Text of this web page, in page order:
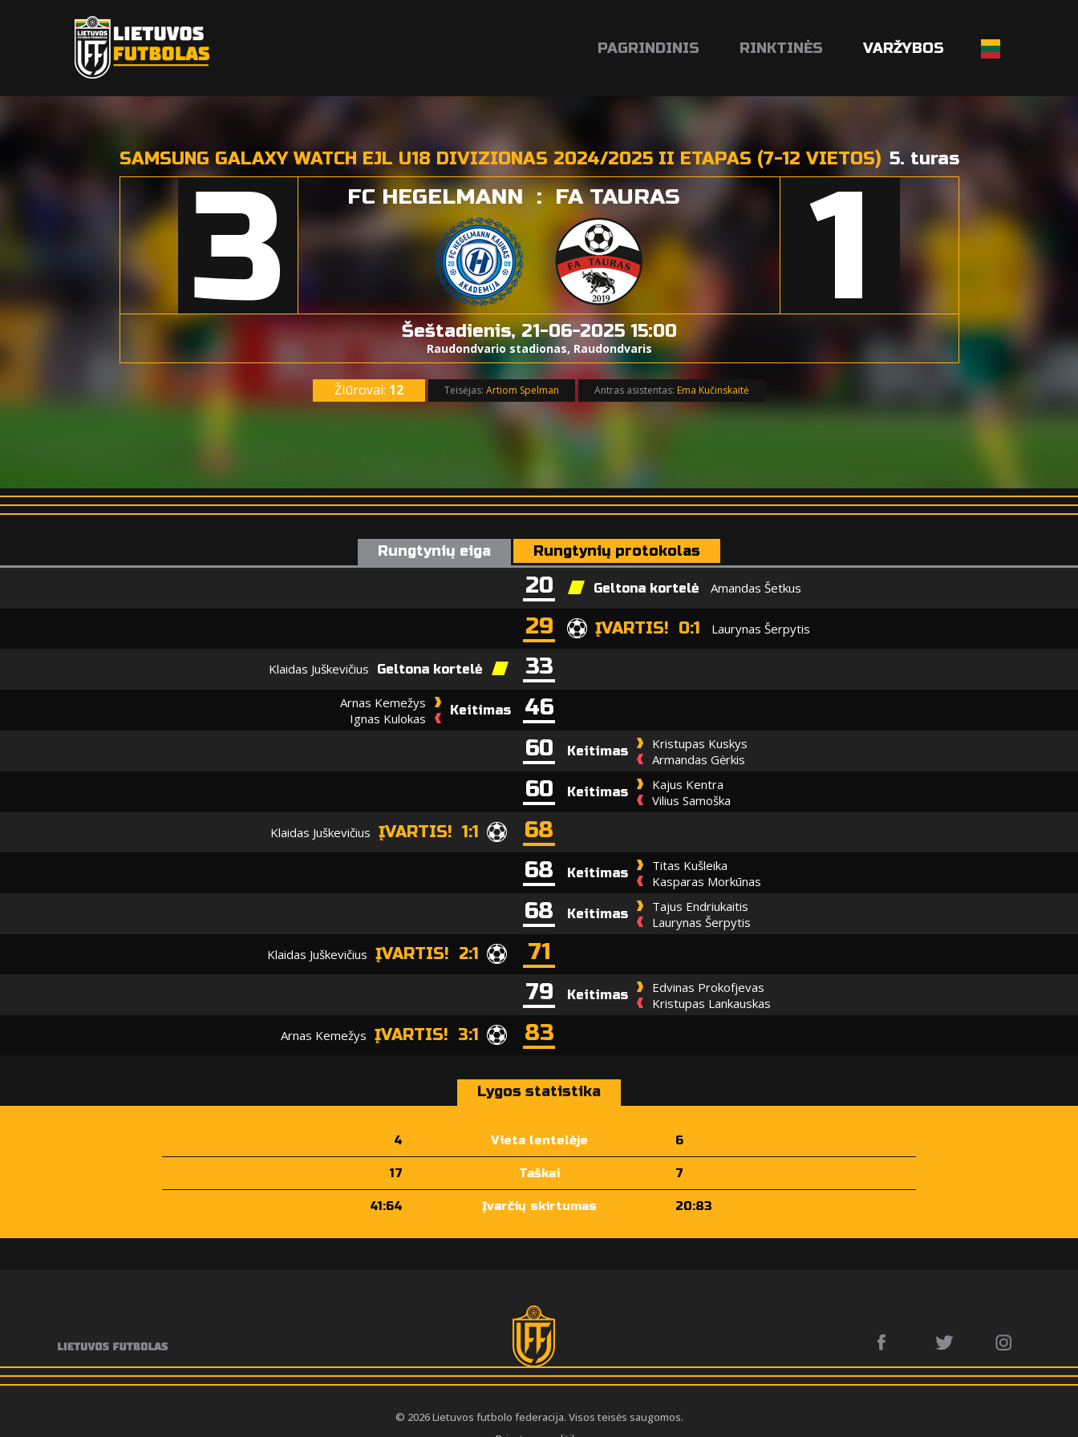
PAGRINDINIS RINKTINĖS VARŽYBOS
SAMSUNG GALAXY WATCH EJL U18 DIVIZIONAS 2024/2025 II ETAPAS (7-12 VIETOS) 5. turas
3 FC HEGELMANN : FA TAURAS 1
Šeštadienis, 21-06-2025 15:00
Raudondvario stadionas, Raudondvaris
Žiūrovai: 12 Teisėjas: Artiom Spelman Antras asistentas: Ema Kučinskaitė
Rungtynių eiga Rungtynių protokolas
20 Geltona kortelė Amandas Šetkus
29 ĮVARTIS! 0:1 Laurynas Šerpytis
Klaidas Juškevičius Geltona kortelė 33
Arnas Kemežys
Ignas Kulokas
Keitimas
46
60
Keitimas
Kristupas Kuskys
Armandas Gėrkis
60 Keitimas
Kajus Kentra
Vilius Samoška
Klaidas Juškevičius ĮVARTIS! 1:1
68
68
Keitimas
Titas Kušleika
Kasparas Morkūnas
68 Keitimas
Tajus Endriukaitis
Laurynas Šerpytis
Klaidas Juškevičius ĮVARTIS! 2:1
71
79
Keitimas
Edvinas Prokofjevas
Kristupas Lankauskas
Arnas Kemežys ĮVARTIS! 3:1 83
Lygos statistika
4 Vieta lentelėje 6
17 Taškai 7
41:64 Įvarčių skirtumas 20:83
© 2026 Lietuvos futbolo federacija. Visos teisės saugomos.